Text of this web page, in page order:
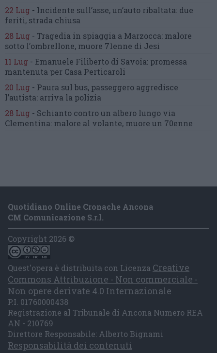
22 Lug - Incidente sull’asse, un’auto ribaltata: due
feriti, strada chiusa
28 Lug - Tragedia in spiaggia a Marzocca: malore
sotto l’ombrellone, muore 71enne di Jesi
11 Lug - Emanuele Filiberto di Savoia: promessa
mantenuta per Casa Perticaroli
20 Lug - Paura sul bus, passeggero aggredisce
l’autista: arriva la polizia
28 Lug - Schianto contro un albero lungo via
Clementina: malore al volante, muore un 70enne
Quotidiano Online Cronache Ancona
CM Comunicazione S.r.l.
Copyright 2026 ©
Quest'opera è distribuita con Licenza Creative
Commons Attribuzione - Non commerciale -
Non opere derivate 4.0 Internazionale
P.I. 01760000438
Registrazione al Tribunale di Ancona Numero REA
AN - 210769
Direttore Responsabile: Alberto Bignami
Responsabilità dei contenuti